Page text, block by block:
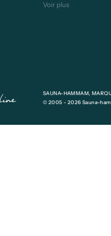
Voir plus
SAUNA-HAMMAM,
© 2005 - 2026 Sauna-